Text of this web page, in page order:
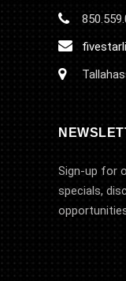
Sign-up for
specials,